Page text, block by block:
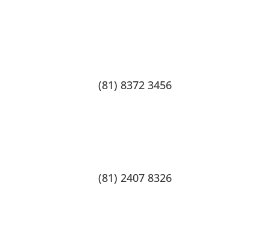
(81) 8372 3456
(81) 2407 8326